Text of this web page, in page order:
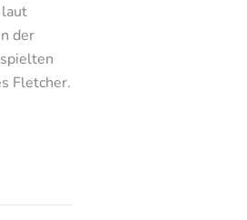
der
Fletcher.